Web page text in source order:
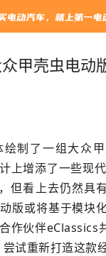
甲壳虫电动
绘制了一组大众
上增添了一些现
但看上去仍然具
版或将基于模块
作伙伴eClassics
试重新打造这款